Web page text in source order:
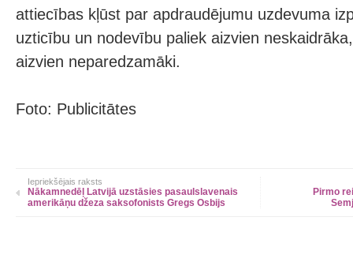
attiecības kļūst par apdraudējumu uzdevuma
uzticību un nodevību paliek aizvien
aizvien neparedzamāki.
Foto: Publicitātes
Iepriekšējais raksts
Nākamnedēļ Latvijā uzstāsies pasaulslavenais
amerikāņu džeza saksofonists Gregs Osbijs
Pirmo